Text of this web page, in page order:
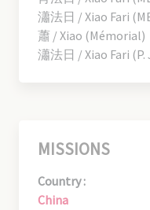
瀟法日 / Xiao Fari
蕭 / Xiao (Mémorial)
瀟法日 / Xiao Fari
MISSIONS
Country :
China